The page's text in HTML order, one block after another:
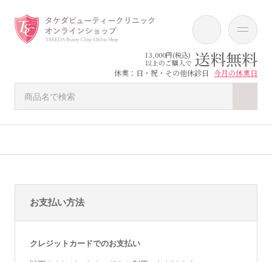
13,000円(税込)
以上のご購入で 送料無料
休業：日・祝・その他休診日 今月の休業日
お支払い方法
クレジットカードでのお支払い